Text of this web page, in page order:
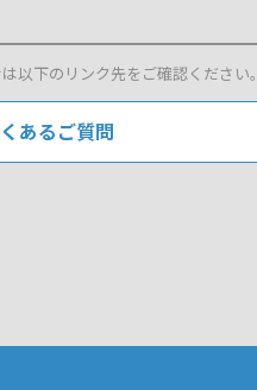
以下のリンク先をご確認ください。
あるご質問